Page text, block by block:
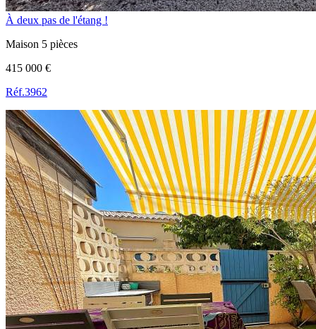
À deux pas de l'étang !
Maison 5 pièces
415 000 €
Réf.3962